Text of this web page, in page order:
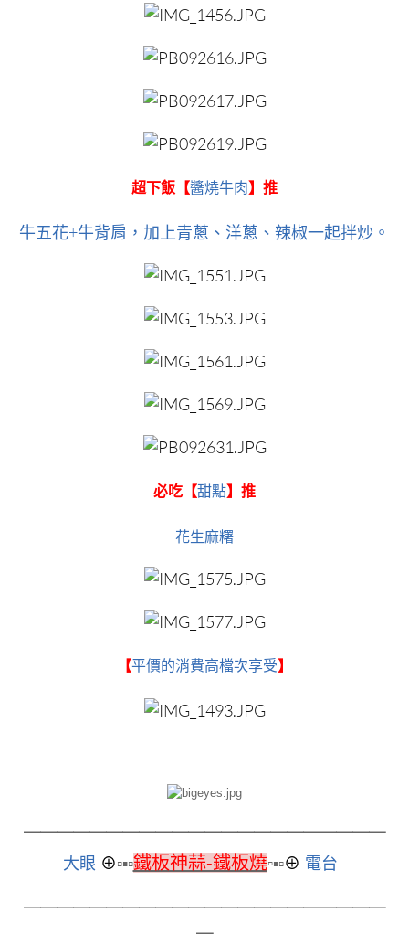
超下飯【醬燒牛肉】推
牛五花+牛背肩，加上青蔥、洋蔥、辣椒一起拌炒。
必吃【甜點】推
花生麻糬
【平價的消費高檔次享受】
大眼 ⊕▫▪▫鐵板神蒜-鐵板燒▫▪▫⊕ 電台